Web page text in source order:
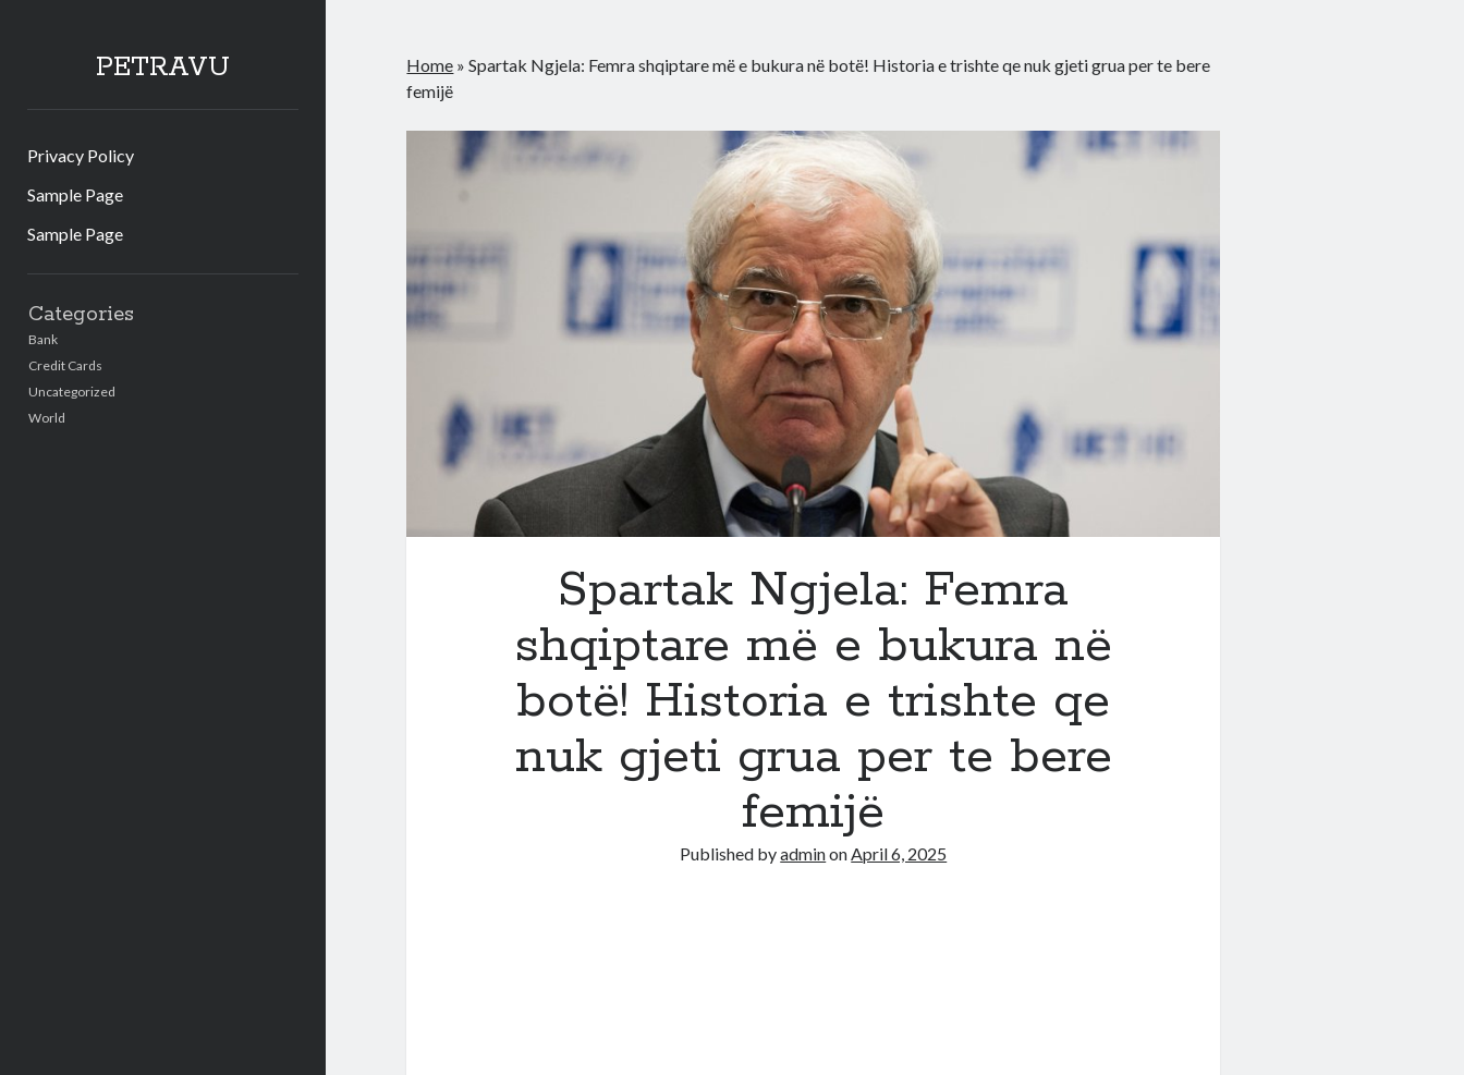
PETRAVU
Privacy Policy
Sample Page
Sample Page
Categories
Bank
Credit Cards
Uncategorized
World
Home »Spartak Ngjela: Femra shqiptare më e bukura në botë! Historia e trishte qe nuk gjeti grua per te bere
femijë
Spartak Ngjela: Femra
shqiptare më e bukura në
botë! Historia e trishte qe
nuk gjeti grua per te bere
femijë
Published byadminonApril 6, 2025